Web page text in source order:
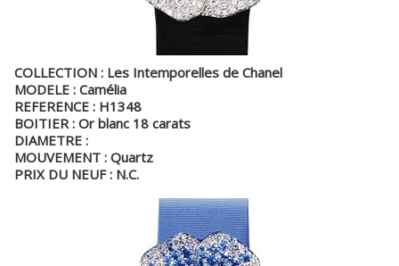
COLLECTION : Les Intemporelles de Chanel
MODELE : Camélia
REFERENCE : H1348
BOITIER : Or blanc 18 carats
DIAMETRE :
MOUVEMENT : Quartz
PRIX DU NEUF : N.C.